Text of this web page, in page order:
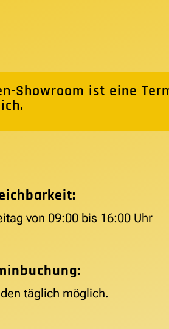
Showroom ist eine
von 09:00 bis 16:00 Uhr
täglich möglich.